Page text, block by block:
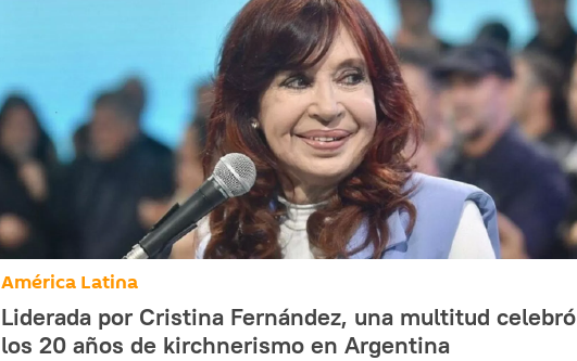
América Latina
Liderada por Cristina Fernández, una multitud celebró
los 20 años de kirchnerismo en Argentina